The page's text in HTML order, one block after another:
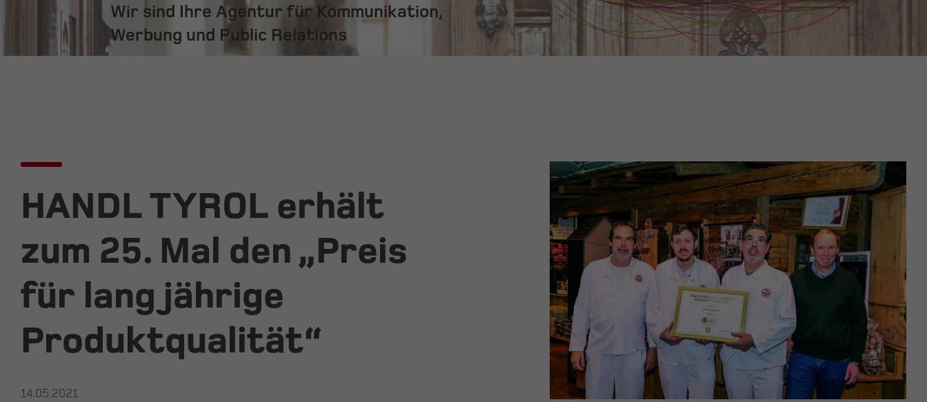
Wir sind Ihre Agentur für Kommunikation,
Werbung und Public Relations
HANDL TYROL erhält
zum 25. Mal den „Preis
für langjährige
Produktqualität“
14.05.2021